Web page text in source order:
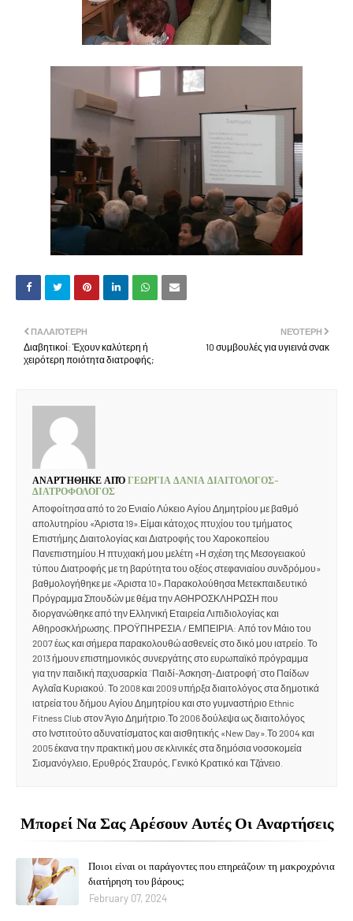
ΝΕΌΤΕΡΗ
10 συμβουλές για υγιεινά σνακ
ΠΑΛΑΙΌΤΕΡΗ
Διαβητικοί: Έχουν καλύτερη ή
χειρότερη ποιότητα διατροφής;
ΑΝΑΡΤΉΘΗΚΕ ΑΠΌΓΕΩΡΓΙΑ ΔΑΝΙΑ ΔΙΑΙΤΟΛΟΓΟΣ-
ΔΙΑΤΡΟΦΟΛΟΓΟΣ
Αποφοίτησα από το 2ο Ενιαίο Λύκειο Αγίου Δημητρίου με βαθμό
απολυτηρίου «Άριστα 19».Είμαι κάτοχος πτυχίου του τμήματος
Επιστήμης Διαιτολογίας και Διατροφής του Χαροκοπείου
Πανεπιστημίου.Η πτυχιακή μου μελέτη «Η σχέση της Μεσογειακού
τύπου Διατροφής με τη βαρύτητα του οξέος στεφανιαίου συνδρόμου»
βαθμολογήθηκε με «Άριστα 10».Παρακολούθησα Μετεκπαιδευτικό
Πρόγραμμα Σπουδών με θέμα την ΑΘΗΡΟΣΚΛΗΡΩΣΗ που
διοργανώθηκε από την Ελληνική Εταιρεία Λιπιδιολογίας και
Αθηροσκλήρωσης. ΠΡΟΫΠΗΡΕΣΙΑ / ΕΜΠΕΙΡΙΑ: Από τον Μάιο του
2007 έως και σήμερα παρακολουθώ ασθενείς στο δικό μου ιατρείο. Το
2013 ήμουν επιστημονικός συνεργάτης στο ευρωπαϊκό πρόγραμμα
για την παιδική παχυσαρκία ¨Παιδί-Άσκηση-Διατροφή¨στο Παίδων
Αγλαΐα Κυριακού. Το 2008 και 2009 υπήρξα διαιτολόγος στα δημοτικά
ιατρεία του δήμου Αγίου Δημητρίου και στο γυμναστήριο Ethnic
Fitness Club στον Άγιο Δημήτριο.Το 2006 δούλεψα ως διαιτολόγος
στο Ινστιτούτο αδυνατίσματος και αισθητικής «New Day».Το 2004 και
2005 έκανα την πρακτική μου σε κλινικές στα δημόσια νοσοκομεία
Σισμανόγλειο, Ερυθρός Σταυρός, Γενικό Κρατικό και Τζάνειο.
Μπορεί Να Σας Αρέσουν Αυτές Οι Αναρτήσεις
Ποιοι είναι οι παράγοντες που επηρεάζουν τη μακροχρόνια
διατήρηση του βάρους;
February 07, 2024